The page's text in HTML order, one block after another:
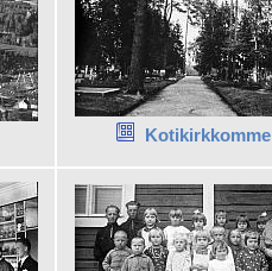
Kotikirkkomme